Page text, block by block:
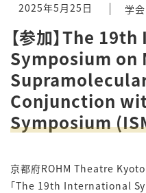
2025年5月25日 学会
【参加】The
Symposium on
Conjunction
Symposium
京都府ROHM Theatre
「The 19th International